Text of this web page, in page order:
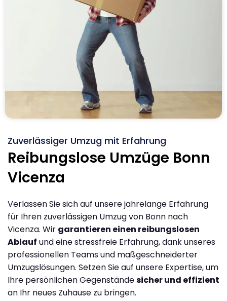
Zuverlässiger Umzug mit Erfahrung
Reibungslose Umzüge Bonn
Vicenza
Verlassen Sie sich auf unsere jahrelange Erfahrung
für Ihren zuverlässigen Umzug von Bonn nach
Vicenza. Wir garantieren einen reibungslosen
Ablauf und eine stressfreie Erfahrung, dank unseres
professionellen Teams und maßgeschneiderter
Umzugslösungen. Setzen Sie auf unsere Expertise, um
Ihre persönlichen Gegenständesicher und effizient
an Ihr neues Zuhause zu bringen.